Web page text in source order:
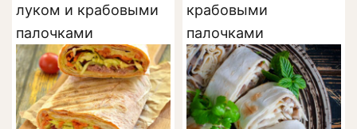
луком и крабовыми
палочками
крабовыми
палочками